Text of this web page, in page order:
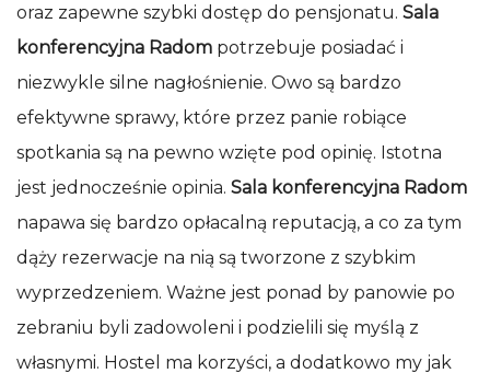
oraz zapewne szybki dostęp do pensjonatu. Sala
konferencyjna Radom potrzebuje posiadać i
niezwykle silne nagłośnienie. Owo są bardzo
efektywne sprawy, które przez panie robiące
spotkania są na pewno wzięte pod opinię. Istotna
jest jednocześnie opinia. Sala konferencyjna Radom
napawa się bardzo opłacalną reputacją, a co za tym
dąży rezerwacje na nią są tworzone z szybkim
wyprzedzeniem. Ważne jest ponad by panowie po
zebraniu byli zadowoleni i podzielili się myślą z
własnymi. Hostel ma korzyści, a dodatkowo my jak